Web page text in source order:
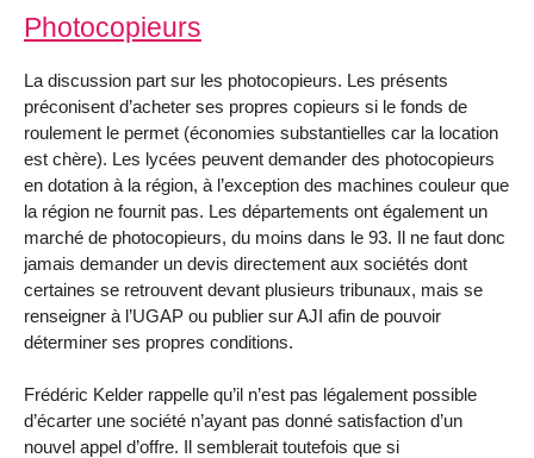
Photocopieurs
La discussion part sur les photocopieurs. Les présents
préconisent d’acheter ses propres copieurs si le fonds de
roulement le permet (économies substantielles car la location
est chère). Les lycées peuvent demander des photocopieurs
en dotation à la région, à l’exception des machines couleur que
la région ne fournit pas. Les départements ont également un
marché de photocopieurs, du moins dans le 93. Il ne faut donc
jamais demander un devis directement aux sociétés dont
certaines se retrouvent devant plusieurs tribunaux, mais se
renseigner à l’UGAP ou publier sur AJI afin de pouvoir
déterminer ses propres conditions.
Frédéric Kelder rappelle qu’il n’est pas légalement possible
d’écarter une société n’ayant pas donné satisfaction d’un
nouvel appel d’offre. Il semblerait toutefois que si